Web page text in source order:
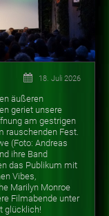
18. Juli 2026
äußeren
geriet unsere
am gestrigen
rauschenden Fest.
(Foto: Andreas
ihre Band
das Publikum mit
Vibes,
Marilyn Monroe
Filmabende unter
glücklich!